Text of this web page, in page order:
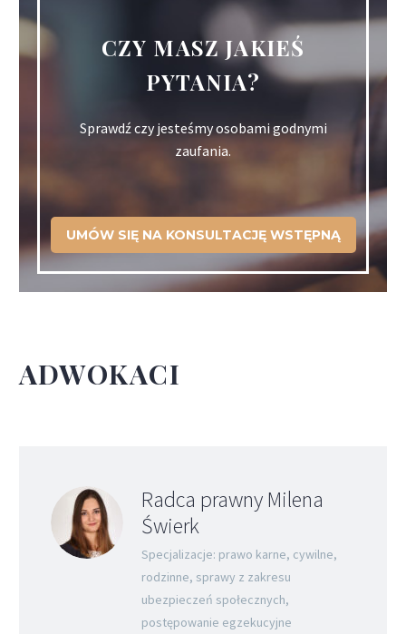
CZY MASZ JAKIEŚ
PYTANIA?
Sprawdź czy jesteśmy osobami godnymi
zaufania.
UMÓW SIĘ NA KONSULTACJĘ WSTĘPNĄ
ADWOKACI
Radca prawny Milena
Świerk
Specjalizacje: prawo karne, cywilne,
rodzinne, sprawy z zakresu
ubezpieczeń społecznych,
postępowanie egzekucyjne